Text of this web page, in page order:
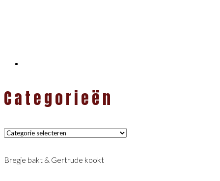
Categorieën
Categorieën
Bregje bakt & Gertrude kookt